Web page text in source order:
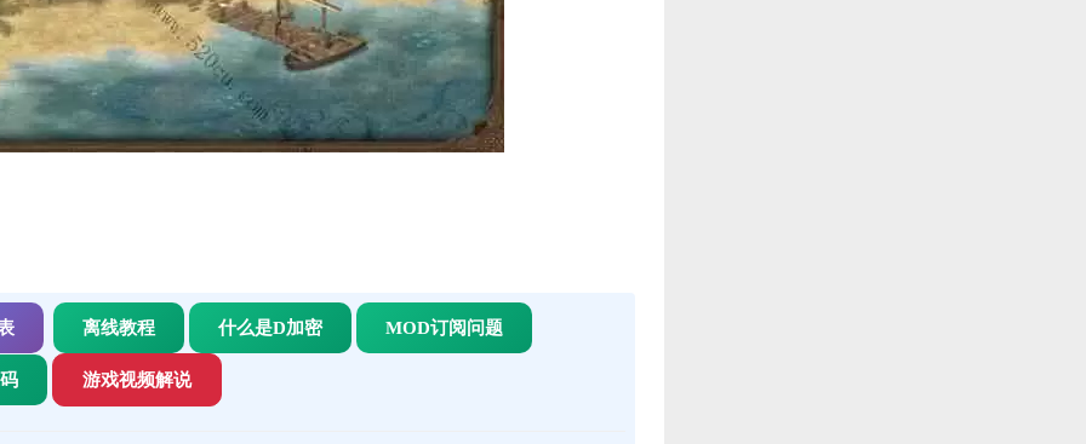
离线教程 什么是D加密 MOD订阅问题
游戏视频解说